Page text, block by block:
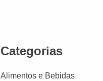
Categorias
Alimentos e Bebidas